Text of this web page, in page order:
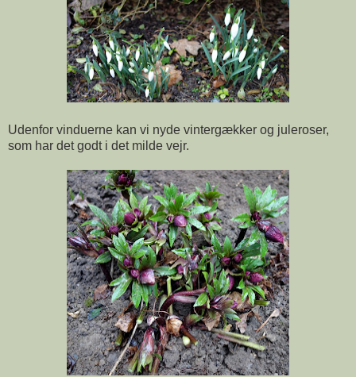
Udenfor vinduerne kan vi nyde vintergækker og juleroser,
som har det godt i det milde vejr.